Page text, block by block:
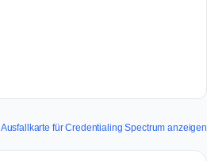
Ausfallkarte für Credentialing Spectrum anzeigen